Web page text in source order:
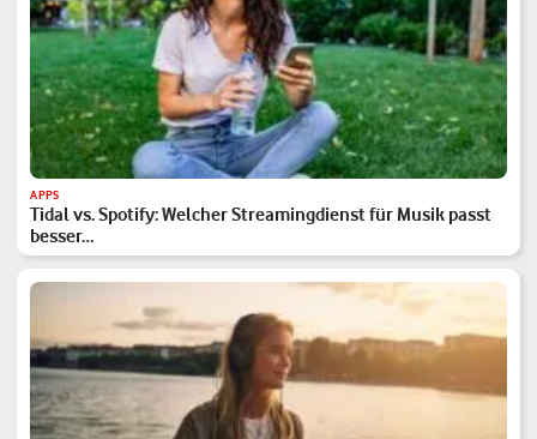
APPS
Tidal vs. Spotify: Welcher Streamingdienst für Musik passt
besser…